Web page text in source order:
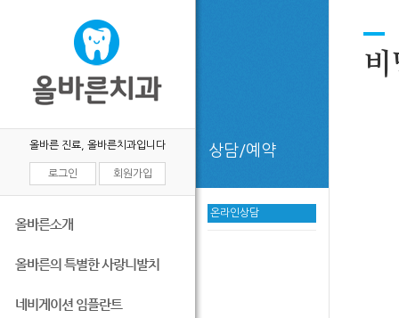
올바른 진료, 올바른치과입니다
로그인 회원가입
올바른소개
올바른의 특별한 사랑니발치
네비게이션 임플란트
상담/예약
온라인상담
비